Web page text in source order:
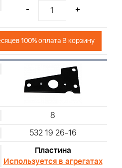
- +
100% оплата В корзину
8
532 19 26-16
Пластина
Используется в агрегатах